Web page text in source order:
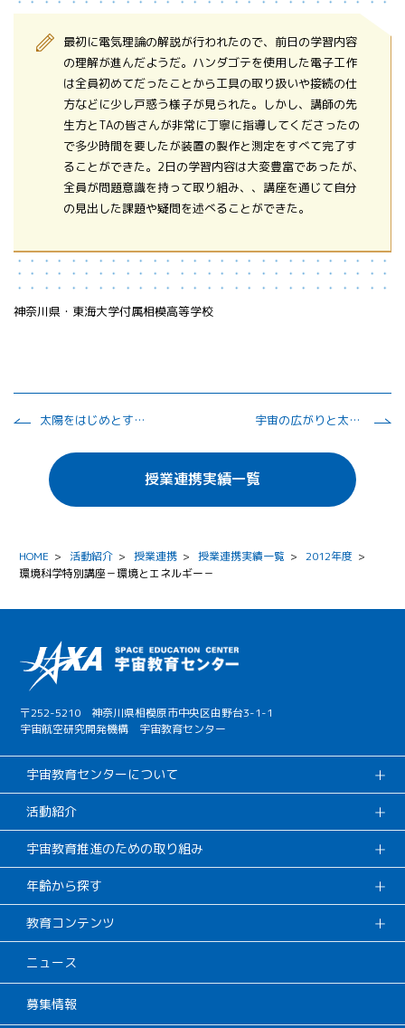
最初に電気理論の解説が行われたので、前日の学習内容
の理解が進んだようだ。ハンダゴテを使用した電子工作
は全員初めてだったことから工具の取り扱いや接続の仕
方などに少し戸惑う様子が見られた。しかし、講師の先
生方とTAの皆さんが非常に丁寧に指導してくださったの
で多少時間を要したが装置の製作と測定をすべて完了す
ることができた。2日の学習内容は大変豊富であったが、
全員が問題意識を持って取り組み、、講座を通じて自分
の見出した課題や疑問を述べることができた。
神奈川県・東海大学付属相模高等学校
太陽をはじめとする恒星について 宇宙の広がりと太陽系惑星
授業連携実績一覧
HOME > 活動紹介 > 授業連携 > 授業連携実績一覧 > 2012年度 >
環境科学特別講座－環境とエネルギー－
〒252-5210 神奈川県相模原市中央区由野台3-1-1
宇宙航空研究開発機構 宇宙教育センター
宇宙教育センターについて
活動紹介
宇宙教育推進のための取り組み
年齢から探す
教育コンテンツ
ニュース
募集情報